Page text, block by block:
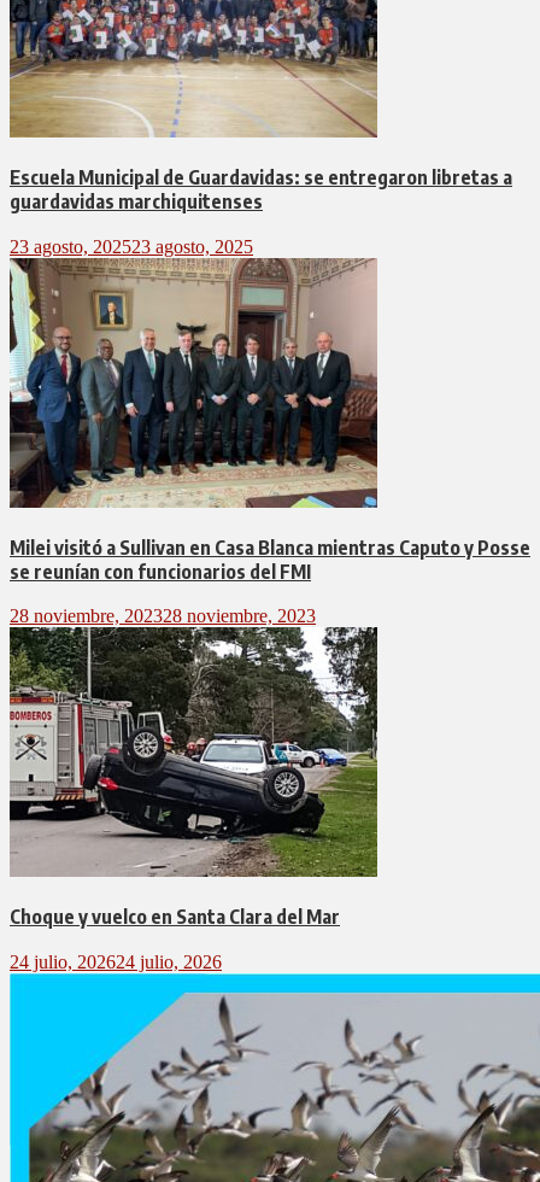
Escuela Municipal de Guardavidas: se entregaron libretas a
guardavidas marchiquitenses
23 agosto, 202523 agosto, 2025
Milei visitó a Sullivan en Casa Blanca mientras Caputo y Posse
se reunían con funcionarios del FMI
28 noviembre, 202328 noviembre, 2023
Choque y vuelco en Santa Clara del Mar
24 julio, 202624 julio, 2026